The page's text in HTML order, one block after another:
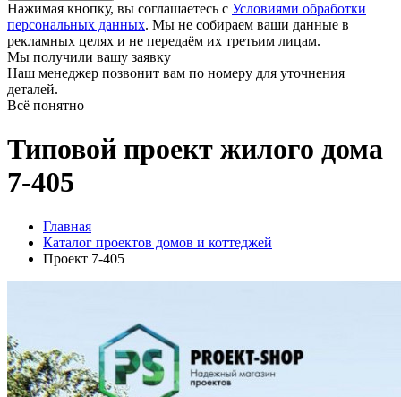
Нажимая кнопку, вы соглашаетесь с Условиями обработки
персональных данных. Мы не собираем ваши данные в
рекламных целях и не передаём их третьим лицам.
Мы получили вашу заявку
Наш менеджер позвонит вам по номеру для уточнения
деталей.
Всё понятно
Типовой проект жилого дома
7-405
Главная
Каталог проектов домов и коттеджей
Проект 7-405